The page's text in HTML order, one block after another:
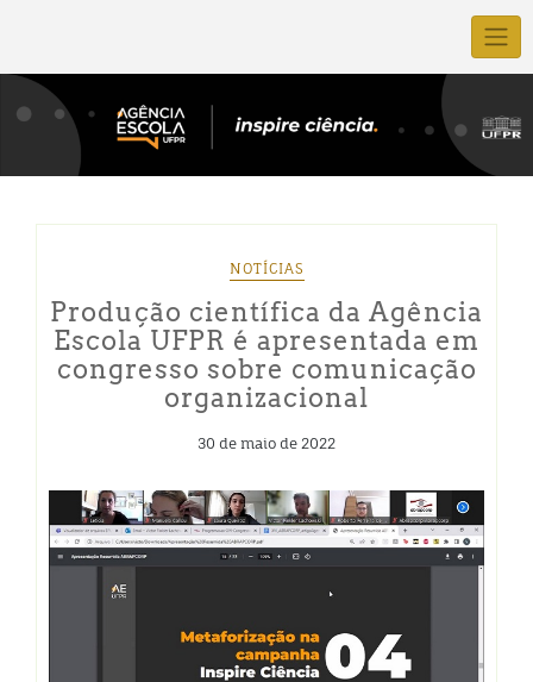
NOTÍCIAS
Produção científica da Agência
Escola UFPR é apresentada em
congresso sobre comunicação
organizacional
30 de maio de 2022